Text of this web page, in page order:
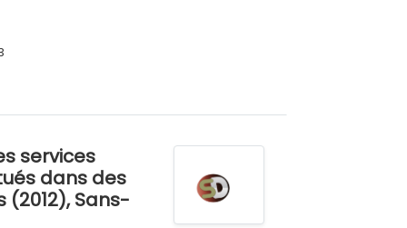
services
dans des
Sans-